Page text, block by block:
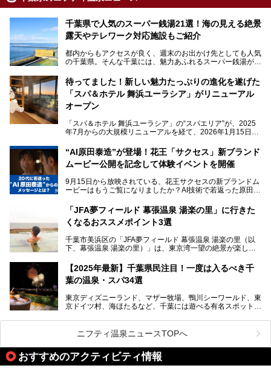
千葉県で人気のスーパー銭湯21選！海の見える絶景
露天やテレワーク対応施設もご紹介
都内からもアクセスが良く、週末のお出かけ先としても人気
の千葉県。そんな千葉には、魅力あふれるスーパー銭湯がた
「サウナでしっかりととのいたい」「海が見える絶景で非日
常を味わいたい」「子連れでも気兼ねなく1日過ごした
い」。
そんな多様なニーズに応える施設が揃っているため、その日
の目的に合った施設がきっと見つかるはずです。
さらに最近では、24時間営業で深夜まで滞在できる施設
や、テレワーク・コワーキングスペースを備えた仕事もでき
るスパも増えており、ただの入浴施設にとどまらない進化を
本記事では、人気スーパー銭湯から絶景施設、コワーキング
スペースや休憩スペースが充実した施設、子連れファミリー
向けの施設など、目的に合わせたおすすめの施設を紹介しま
す。
ださい。
待ってました！新しい魅力たっぷりの進化を遂げた
「スパ＆ホテル 舞浜ユーラシア」がリニューアル
オープン
「スパ＆ホテル 舞浜ユーラシア」の“スパエリア”が、2025
年7月からの大規模リニューアルを経て、2026年1月15日
新設エリアや生まれ変わった浴場・サウナの魅力を、人気キ
ャラクター「ユーラシわん」と一緒にご紹介します。必見の
───
提供元：SPA＆HOTEL舞浜ユーラシア【PR】
です。
“AI原田泰造”が登場！花王「サクセス」新ブランド
ムービー公開を記念して体験イベントを開催
9月15日から放映されている、花王サクセスの新ブランドム
ービーはもうご覧になりましたか？AI技術で若返った原田泰
伝えるムービーです。公開を記念して、スパメッツァおおた
か竜泉寺の湯にて体験イベントを開催。花王サクセスの製品
が無料で試せるチャンスです！
提供元：花王株式会社【PR】
この記事は花王株式会社商品のPRレポート記事です。
「JFA夢フィールド 幕張温泉 湯楽の里」に行きた
くなるおススメポイント3選
千葉市美浜区の「JFA夢フィールド 幕張温泉 湯楽の里（以
下、幕張温泉 湯楽の里）」は、東京湾一望の絶景が楽しめ
設備も天然温泉の露天風呂、サウナ、岩盤浴のほか、高濃度
炭酸泉、海の見えるお休み処や食事処、展望抜群の屋上ま
で、年代を問わずたっぷり楽しめます。
今回は人気のこの施設の中でも、特におススメしたい3つの
ポイントについて厳選してお届けします。読めばきっと、行
【2025年最新】千葉県民注目！一度は入るべき千
葉の温泉・スパ34選
東京ディズニーランド、マザー牧場、鴨川シーワールド、東
京ドイツ村、海ほたるなど、千葉には遊べる有名スポットが
県で生まれ、千葉県で育ち、つい最近まで千葉在住だった私
がお勧めする、一度は入るべき千葉の温泉・スパ34選をま
とめました。
ニフティ温泉ニュースTOPへ
おすすめのアクティビティ情報